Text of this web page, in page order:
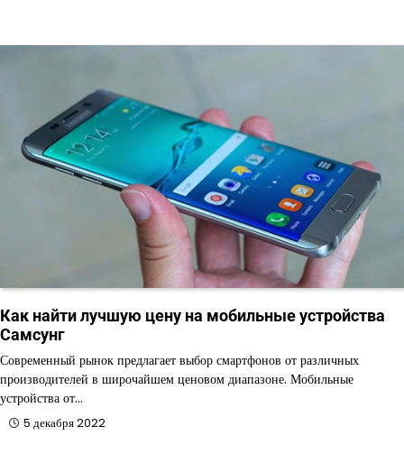
Как найти лучшую цену на мобильные устройства
Самсунг
Современный рынок предлагает выбор смартфонов от различных
производителей в широчайшем ценовом диапазоне. Мобильные
устройства от…
5 декабря 2022